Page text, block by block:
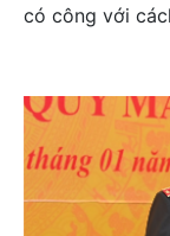
có công với